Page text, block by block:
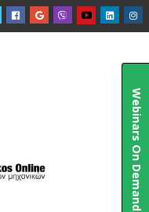

Webinars On Demand